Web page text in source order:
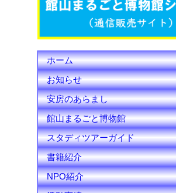
h
a
n
n
e
l
ホーム
お知らせ
安房のあらまし
館山まるごと博物館
スタディツアーガイド
書籍紹介
NPO紹介